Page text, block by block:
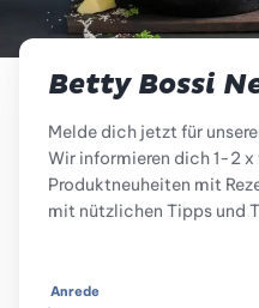
Betty Bossi
Melde dich jetzt für
Wir informieren dich 1-2
Produktneuheiten mit
mit nützlichen Tipps und
Anrede